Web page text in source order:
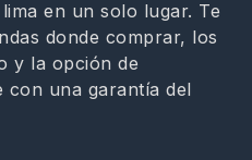
en un solo lugar. Te
donde comprar, los
y la opción de
con una garantía del